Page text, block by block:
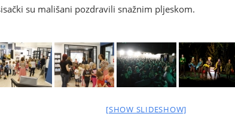
su mališani pozdravili snažnim pljeskom.
[SHOW SLIDESHOW]